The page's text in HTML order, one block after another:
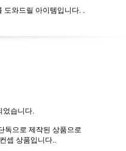
도와드릴 아이템입니다. .
었습니다.
독으로 제작된 상품으로
셉 상품입니다..